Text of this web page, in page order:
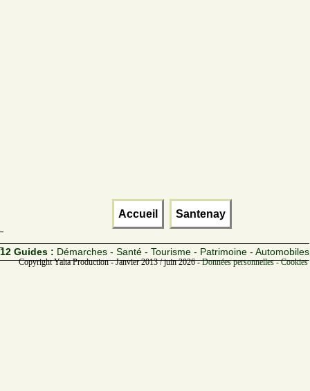
Accueil Santenay
12 Guides : Démarches - Santé - Tourisme - Patrimoine - Automobiles
Copyright Yalta Production - Janvier 2013 / juin 2026 -Données personnelles -